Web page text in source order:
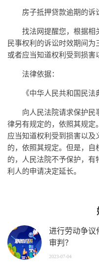
房子抵押贷款逾期的诉
找法网提醒您，根据相
民事权利的诉讼时效期间
或者应当知道权利受到损害
法律依据：
《中华人民共和国民
向人民法院请求保护民
律另有规定的，依照其规定
应当知道权利受到损害以及
的，依照其规定。但是，
的，人民法院不予保护，有
利人的申请决定延长。
进行劳动争议
审判？
2023-07-04